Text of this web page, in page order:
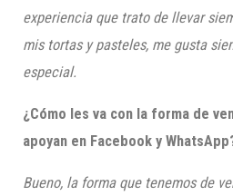
experiencia que trato de llevar si
mis tortas ypasteles, me gusta
especial.
¿Cómo les va con la forma de
apoyan en Facebook y
Bueno, la forma que tenemos de